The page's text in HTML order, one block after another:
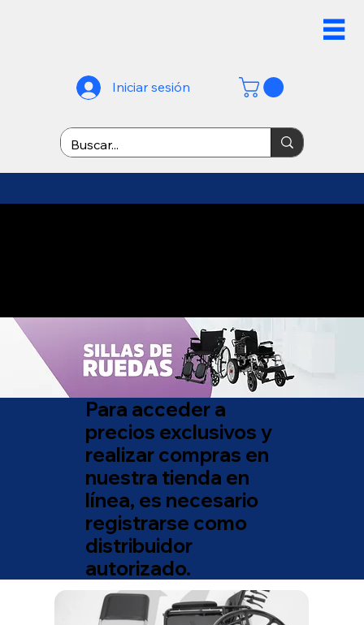
Iniciar sesión
Para acceder a
precios exclusivos y
realizar compras en
nuestra tienda en
línea, es necesario
registrarse como
distribuidor
autorizado.